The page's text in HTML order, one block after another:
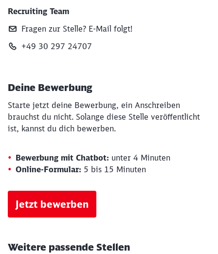
Recruiting Team
Fragen zur Stelle? E‑Mail folgt!
+49 30 297 24707
Deine Bewerbung
Starte jetzt deine Bewerbung, ein Anschreiben
brauchst du nicht. Solange diese Stelle veröffentlicht
ist, kannst du dich bewerben.
Bewerbung mit Chatbot: unter 4 Minuten
Online-Formular: 5 bis 15 Minuten
Jetzt bewerben
Weitere passende Stellen